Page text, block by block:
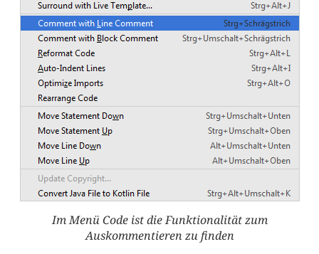
Im Menü Code ist die Funktionalität zum
Auskommentieren zu finden